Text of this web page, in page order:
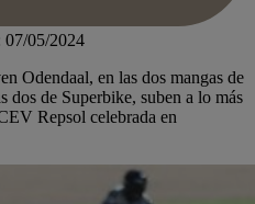
07/05/2024
Odendaal, en las dos mangas de
de Superbike, suben a lo más
Repsol celebrada en